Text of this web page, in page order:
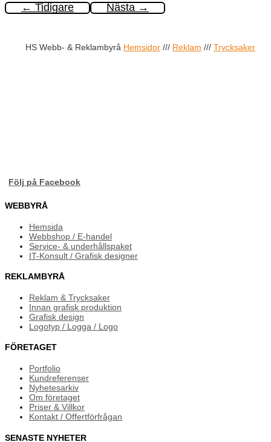
←Tidigare Nästa→
HS Webb- & Reklambyrå Hemsidor /// Reklam /// Trycksaker
Följ på Facebook
WEBBYRÅ
Hemsida
Webbshop / E-handel
Service- & underhållspaket
IT-Konsult / Grafisk designer
REKLAMBYRÅ
Reklam & Trycksaker
Innan grafisk produktion
Grafisk design
Logotyp / Logga / Logo
FÖRETAGET
Portfolio
Kundreferenser
Nyhetesarkiv
Om företaget
Priser & Villkor
Kontakt / Offertförfrågan
SENASTE NYHETER